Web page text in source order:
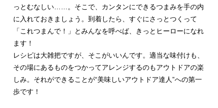
っとむなしい……。そこで、カンタンにできるつまみを手の内
に入れておきましょう。到着したら、すぐにさっとつくって
「これつまんで！」とみんなを呼べば、きっとヒーローになれ
ます！
レシピは大雑把ですが、そこがいいんです。適当な味付けも、
その場にあるものをつかってアレンジするのもアウトドアの楽
しみ。それができることが“美味しいアウトドア達人”への第一
歩です！